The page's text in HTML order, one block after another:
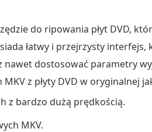
do ripowania płyt DVD,
łatwy i przejrzysty interfejs,
dostosować parametry
z płyty DVD w oryginalnej
z bardzo dużą prędkością.
MKV.